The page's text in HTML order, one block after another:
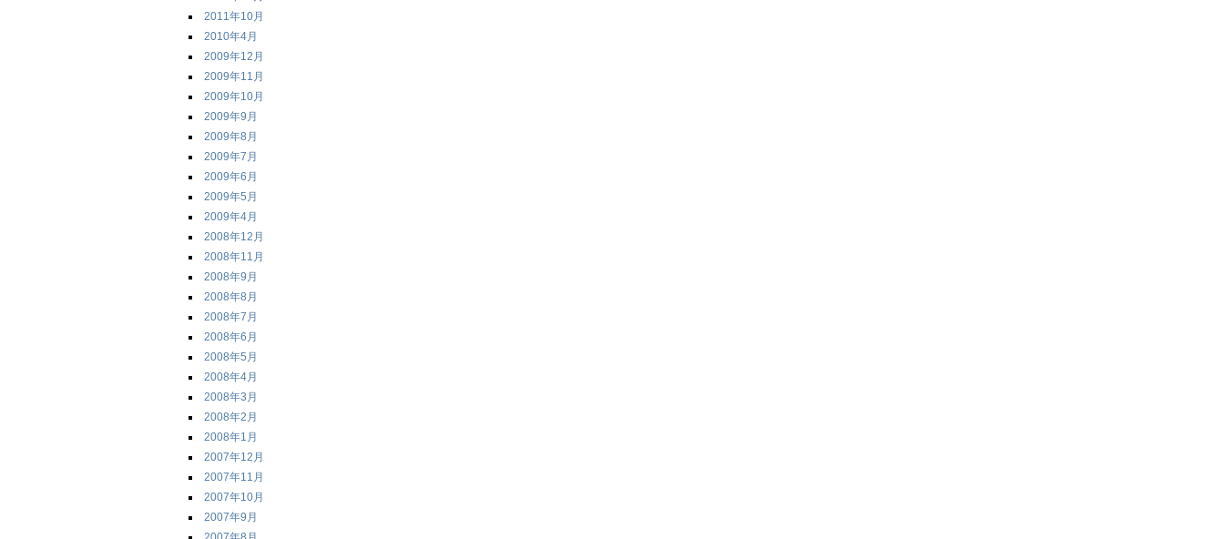
2011年10月
2010年4月
2009年12月
2009年11月
2009年10月
2009年9月
2009年8月
2009年7月
2009年6月
2009年5月
2009年4月
2008年12月
2008年11月
2008年9月
2008年8月
2008年7月
2008年6月
2008年5月
2008年4月
2008年3月
2008年2月
2008年1月
2007年12月
2007年11月
2007年10月
2007年9月